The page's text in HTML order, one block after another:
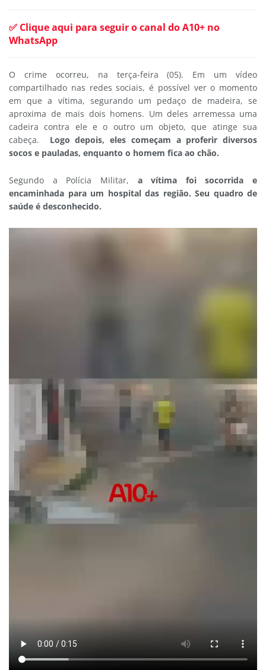
✅ Clique aqui para seguir o canal do A10+ no
WhatsApp
O crime ocorreu, na terça-feira (05). Em um vídeo
compartilhado nas redes sociais, é possível ver o momento
em que a vítima, segurando um pedaço de madeira, se
aproxima de mais dois homens. Um deles arremessa uma
cadeira contra ele e o outro um objeto, que atinge sua
cabeça. Logo depois, eles começam a proferir diversos
socos e pauladas, enquanto o homem fica ao chão.
Segundo a Polícia Militar, a vítima foi socorrida e
encaminhada para um hospital das região. Seu quadro de
saúde é desconhecido.